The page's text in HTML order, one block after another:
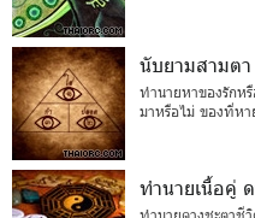
นับยามสามต
ทำนายหาของรักห
มาหรือไม่ ของที่ห
ทำนายเนื้อคู่